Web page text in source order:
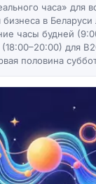
часа» для
в Беларуси
часы будней
для
половина